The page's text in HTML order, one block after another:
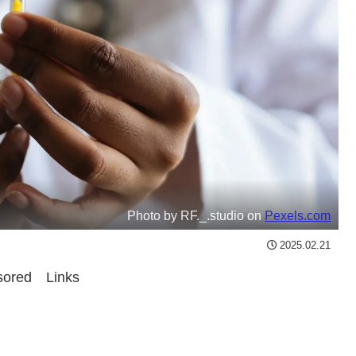
Photo by RF._.studio onPexels.com
2025.02.21
Links